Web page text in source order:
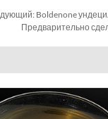
Boldenone
Предварительно